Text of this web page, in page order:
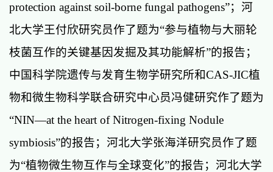
protection against soil-borne fungal pathogens”；河
北大学王付欣研究员作了题为“参与植物与大丽轮
枝菌互作的关键基因发掘及其功能解析”的报告；
中国科学院遗传与发育生物学研究所和CAS-JIC植
物和微生物科学联合研究中心员冯健研究作了题为
“NIN—at the heart of Nitrogen-fixing Nodule
symbiosis”的报告；河北大学张海洋研究员作了题
为“植物微生物互作与全球变化”的报告；河北大学